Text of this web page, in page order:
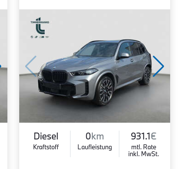
Diesel
Kraftstoff
0km
Laufleistung
931.1€
mtl. Rate
inkl. MwSt.